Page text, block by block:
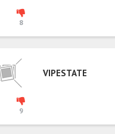
8
9
VIPESTATE